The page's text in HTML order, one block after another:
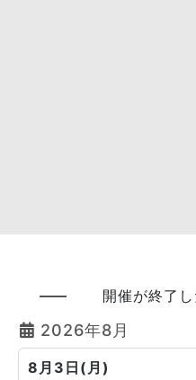
開催が終了
2026年8月
8月3日(月)